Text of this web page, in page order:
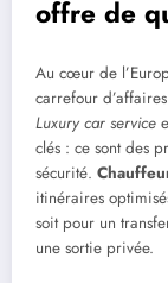
offre de
Au cœur de
carrefour
Luxury car service
clés : ce sont des
sécurité.
itinéraires
soit pour un
une sortie privée.